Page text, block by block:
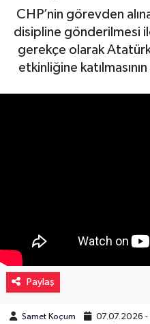
CHP’nin görevden
disipline gönderilmesi
gerekçe olarak
etkinliğine
Paylaş
Samet Koçum 07.07.2026 -
Gündem
Haberler
Kültür Sanat
Resmi İlanlar
Sağlık
Son Dakika Haberleri
Haber Arşivi